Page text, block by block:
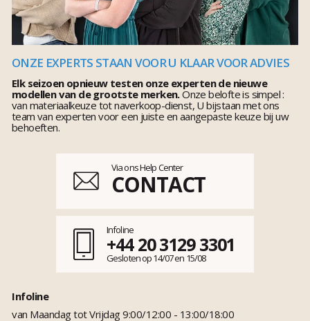
ONZE EXPERTS STAAN VOOR U KLAAR VOOR ADVIES
Elk seizoen opnieuw testen onze experten de nieuwe
modellen van de grootste merken.Onze belofte is simpel :
van materiaalkeuze tot naverkoop-dienst, U bijstaan met ons
team van experten voor een juiste en aangepaste keuze bij uw
behoeften.
Via ons Help Center
CONTACT
Infoline
+44 20 3129 3301
Gesloten op 14/07 en 15/08
Infoline
van Maandag tot Vrijdag 9:00/12:00 - 13:00/18:00